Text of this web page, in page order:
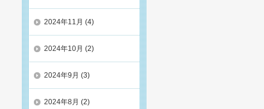
2024年11月 (4)
2024年10月 (2)
2024年9月 (3)
2024年8月 (2)